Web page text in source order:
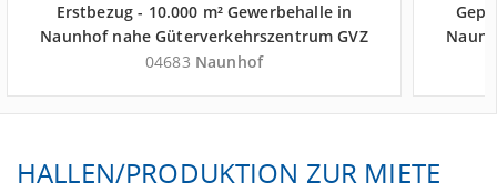
Erstbezug - 10.000 m² Gewerbehalle in
Naunhof nahe Güterverkehrszentrum GVZ
Leipzig - Landkreis Leipzig
04683 Naunhof
HALLEN/PRODUKTION ZUR MIETE